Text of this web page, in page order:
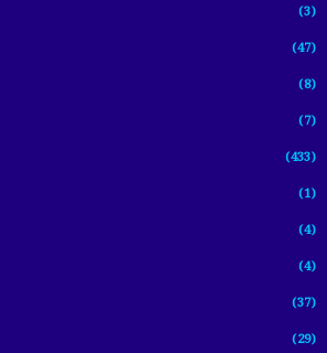
(3)
(47)
(8)
(7)
(433)
(1)
(4)
(4)
(37)
(29)